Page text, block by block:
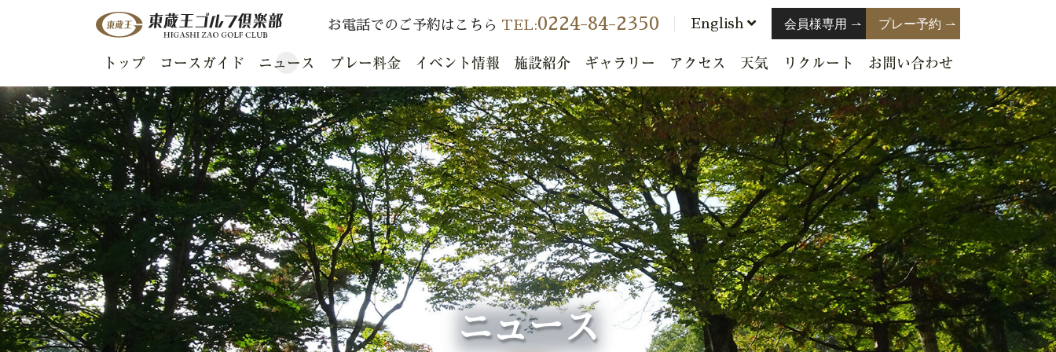
お電話でのご予約はこちら TEL:0224-84-2350 English 会員様専用 プレー予約
トップ コースガイド ニュース プレー料金 イベント情報 施設紹介 ギャラリー アクセス 天気 リクルート お問い合わせ
ニュース